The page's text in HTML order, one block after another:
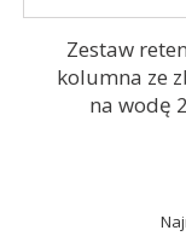
Zestaw
kolumna ze
na wodę